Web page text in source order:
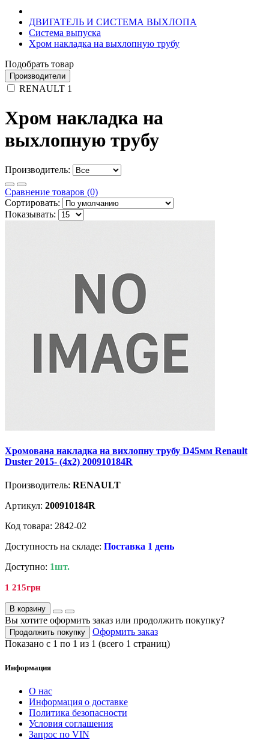
ДВИГАТЕЛЬ И СИСТЕМА ВЫХЛОПА
Система выпуска
Хром накладка на выхлопную трубу
Подобрать товар
Производители
RENAULT 1
Хром накладка на
выхлопную трубу
Производитель:
Сравнение товаров (0)
Сортировать:
Показывать:
Хромована накладка на вихлопну трубу D45мм Renault
Duster 2015- (4х2) 200910184R
Производитель: RENAULT
Артикул: 200910184R
Код товара: 2842-02
Доступность на складе: Поставка 1 день
Доступно: 1шт.
1 215грн
В корзину
Вы хотите оформить заказ или продолжить покупку?
Продолжить покупку
Оформить заказ
Показано с 1 по 1 из 1 (всего 1 страниц)
Информация
О нас
Информация о доставке
Политика безопасности
Условия соглашения
Запрос по VIN